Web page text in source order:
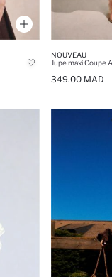
NOUVEAU
Jupe maxi Coupe
349.00 MAD